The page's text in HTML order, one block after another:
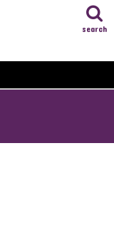
search